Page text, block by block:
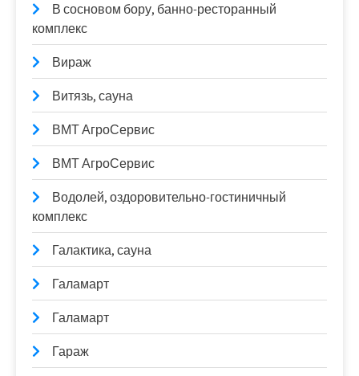
В сосновом бору, банно-ресторанный
комплекс
Вираж
Витязь, сауна
ВМТ АгроСервис
ВМТ АгроСервис
Водолей, оздоровительно-гостиничный
комплекс
Галактика, сауна
Галамарт
Галамарт
Гараж